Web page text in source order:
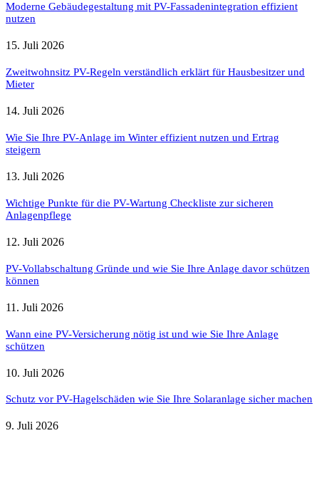
Moderne Gebäudegestaltung mit PV-Fassadenintegration effizient
nutzen
15. Juli 2026
Zweitwohnsitz PV-Regeln verständlich erklärt für Hausbesitzer und
Mieter
14. Juli 2026
Wie Sie Ihre PV-Anlage im Winter effizient nutzen und Ertrag
steigern
13. Juli 2026
Wichtige Punkte für die PV-Wartung Checkliste zur sicheren
Anlagenpflege
12. Juli 2026
PV-Vollabschaltung Gründe und wie Sie Ihre Anlage davor schützen
können
11. Juli 2026
Wann eine PV-Versicherung nötig ist und wie Sie Ihre Anlage
schützen
10. Juli 2026
Schutz vor PV-Hagelschäden wie Sie Ihre Solaranlage sicher machen
9. Juli 2026